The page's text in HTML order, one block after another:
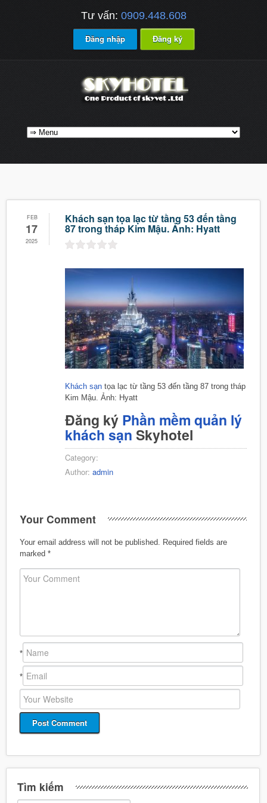
Tư vấn: 0909.448.608
Đăng nhập Đăng ký
FEB
17
2025
Khách sạn tọa lạc từ tầng 53 đến tầng
87 trong tháp Kim Mậu. Ảnh: Hyatt
Khách sạn tọa lạc từ tầng 53 đến tầng 87 trong tháp
Kim Mậu. Ảnh: Hyatt
Đăng ký Phần mềm quản lý
khách sạn Skyhotel
Category:
Author: admin
Your Comment
Your email address will not be published.
Required fields are
marked *
*
*
Tìm kiếm